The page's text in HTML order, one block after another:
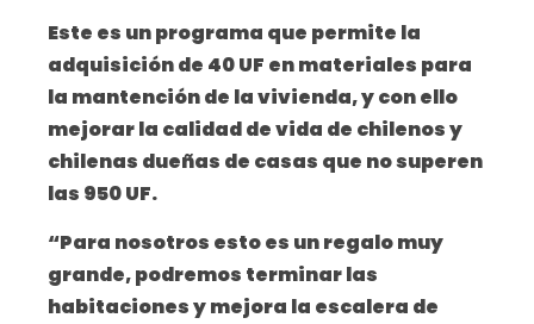
Este es un programa que permite la
adquisición de 40 UF en materiales para
la mantención de la vivienda, y con ello
mejorar la calidad de vida de chilenos y
chilenas dueñas de casas que no superen
las 950 UF.
“Para nosotros esto es un regalo muy
grande, podremos terminar las
habitaciones y mejora la escalera de